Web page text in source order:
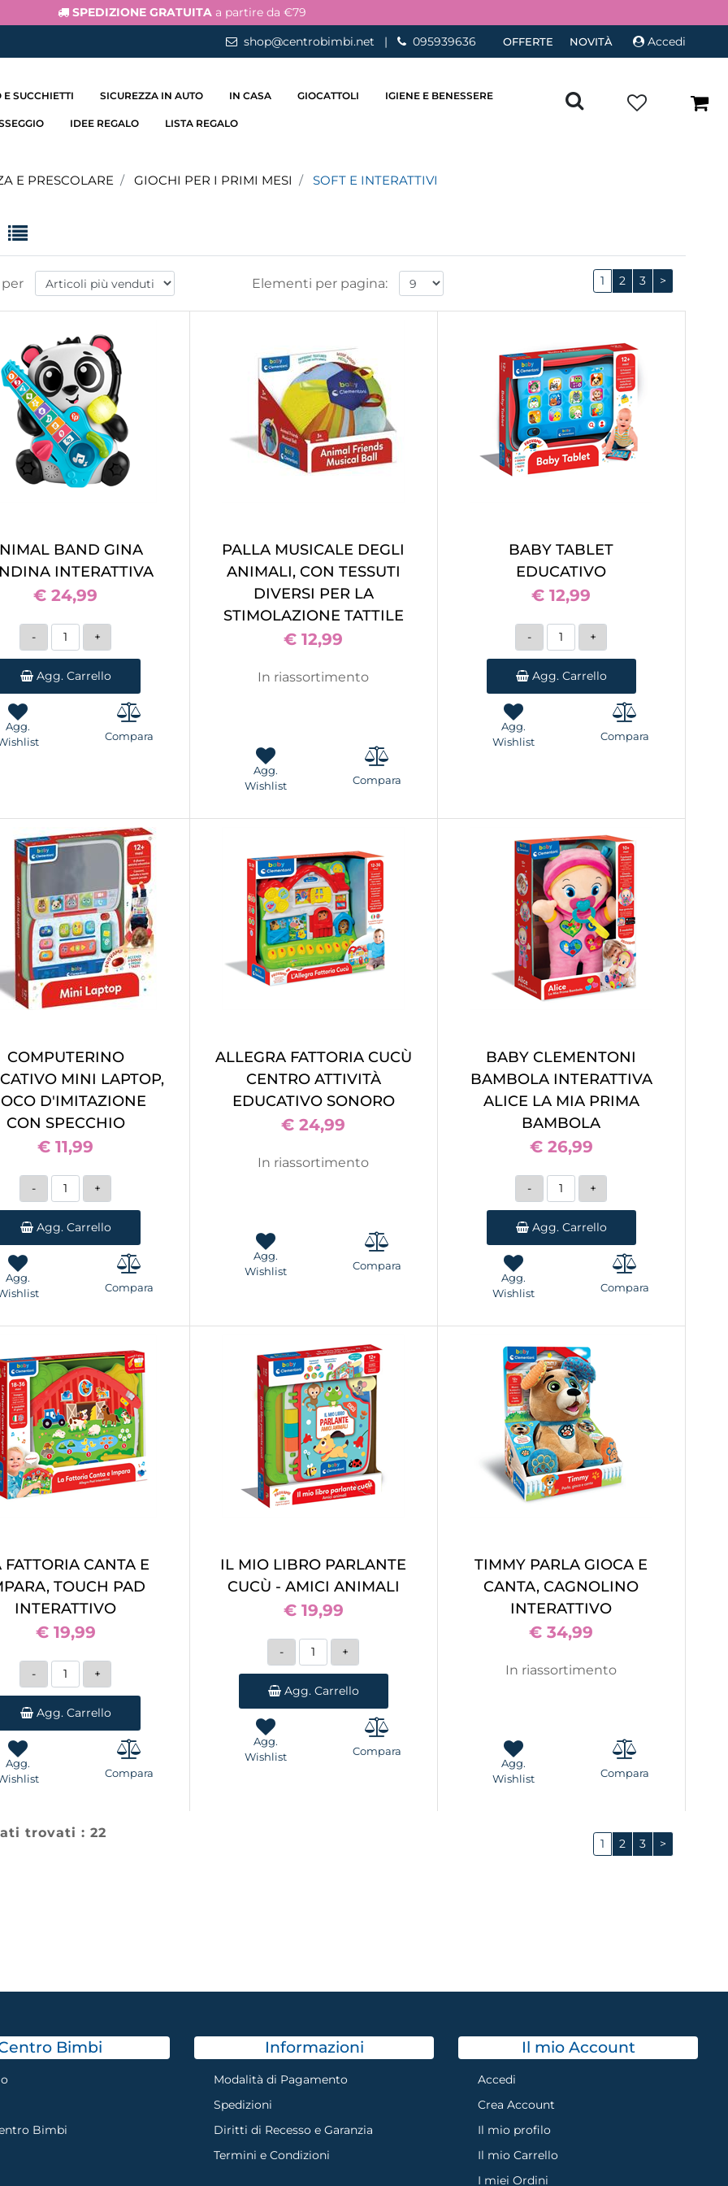
SPEDIZIONE GRATUITA a partire da €79
shop@centrobimbi.net | 095939636 OFFERTE NOVITÀ Accedi
SUCCHIETTI SICUREZZA IN AUTO IN CASA GIOCATTOLI IGIENE E BENESSERE
IDEE REGALO LISTA REGALO
E PRESCOLARE GIOCHI PER I PRIMI MESI SOFT E INTERATTIVI
Elementi per pagina: 1 2 3 >
BAND GINA
INTERATTIVA
€ 24,99
Quantità
Agg. Carrello
Agg.
Compara
PALLA MUSICALE DEGLI
ANIMALI, CON TESSUTI
DIVERSI PER LA
STIMOLAZIONE TATTILE
€ 12,99
In riassortimento
Agg.
Wishlist
Compara
BABY TABLET
EDUCATIVO
€ 12,99
Quantità
Agg. Carrello
Agg.
Wishlist
Compara
COMPUTERINO
MINI LAPTOP,
D'IMITAZIONE
CON SPECCHIO
€ 11,99
Quantità
Agg. Carrello
Agg.
Compara
ALLEGRA FATTORIA CUCÙ
CENTRO ATTIVITÀ
EDUCATIVO SONORO
€ 24,99
In riassortimento
Agg.
Wishlist
Compara
BABY CLEMENTONI
BAMBOLA INTERATTIVA
ALICE LA MIA PRIMA
BAMBOLA
€ 26,99
Quantità
Agg. Carrello
Agg.
Wishlist
Compara
FATTORIA CANTA E
TOUCH PAD
INTERATTIVO
€ 19,99
Quantità
Agg. Carrello
Agg.
Compara
IL MIO LIBRO PARLANTE
CUCÙ - AMICI ANIMALI
€ 19,99
Quantità
Agg. Carrello
Agg.
Wishlist
Compara
TIMMY PARLA GIOCA E
CANTA, CAGNOLINO
INTERATTIVO
€ 34,99
In riassortimento
Agg.
Wishlist
Compara
trovati : 22
1 2 3 >
Bimbi
Bimbi
Informazioni
Modalità di Pagamento
Spedizioni
Diritti di Recesso e Garanzia
Termini e Condizioni
Il mio Account
Accedi
Crea Account
Il mio profilo
Il mio Carrello
I miei Ordini